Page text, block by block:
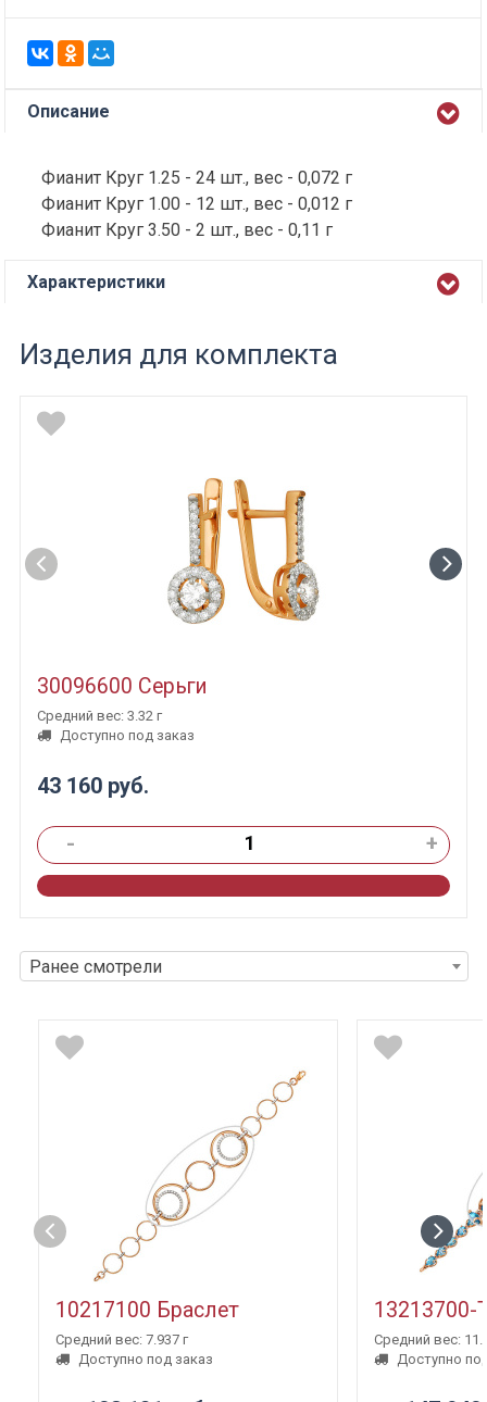
Описание
Фианит Круг 1.25 - 24 шт., вес - 0,072 г
Фианит Круг 1.00 - 12 шт., вес - 0,012 г
Фианит Круг 3.50 - 2 шт., вес - 0,11 г
Характеристики
Изделия для комплекта
30096600 Серьги
Средний вес: 3.32 г
Доступно под заказ
43 160 руб.
- +
Ранее смотрели
10217100 Браслет
Средний вес: 7.937 г
Доступно под заказ
13213700-
Средний вес:
Доступно